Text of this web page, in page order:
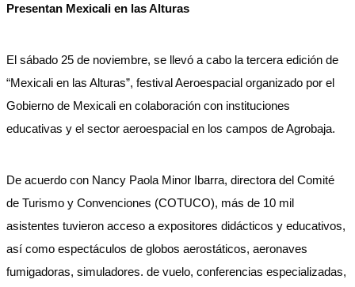
Presentan Mexicali en las Alturas
El sábado 25 de noviembre, se llevó a cabo la tercera edición de
“Mexicali en las Alturas”, festival Aeroespacial organizado por el
Gobierno de Mexicali en colaboración con instituciones
educativas y el sector aeroespacial en los campos de Agrobaja.
De acuerdo con Nancy Paola Minor Ibarra, directora del Comité
de Turismo y Convenciones (COTUCO), más de 10 mil
asistentes tuvieron acceso a expositores didácticos y educativos,
así como espectáculos de globos aerostáticos, aeronaves
fumigadoras, simuladores. de vuelo, conferencias especializadas,